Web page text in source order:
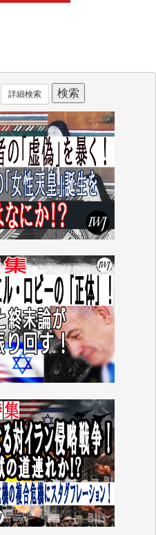
詳細検索